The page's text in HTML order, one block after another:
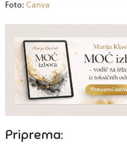
Foto: Canva
Priprema: